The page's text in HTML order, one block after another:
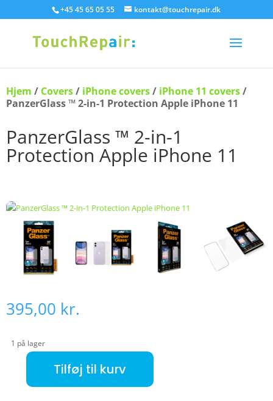
+45 45 65 05 55 kontakt@touchrepair.dk
Hjem / Covers/ iPhone covers/ iPhone 11 covers/
PanzerGlass ™ 2-in-1 Protection Apple iPhone 11
PanzerGlass ™ 2-in-1
Protection Apple iPhone 11
395,00 kr.
1 på lager
Tilføj til kurv